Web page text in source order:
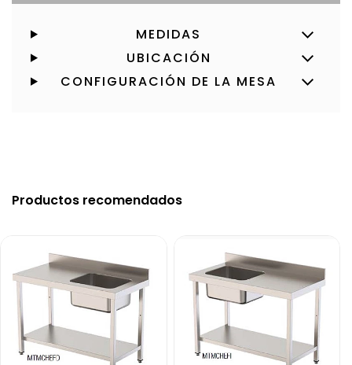
MEDIDAS
UBICACIÓN
CONFIGURACIÓN DE LA MESA
Productos recomendados